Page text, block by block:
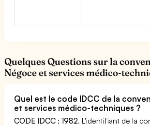
Quelques Questions sur la
Négoce et services médico-
Quel est le code IDCC de la
et services médico-techniques ?
CODE IDCC : 1982. L'identifiant de la